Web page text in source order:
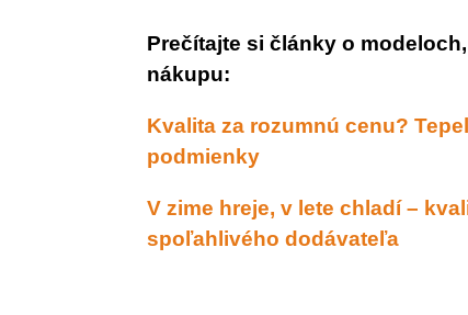
Prečítajte si články o
nákupu:
Kvalita za rozumnú cenu?
podmienky
V zime hreje, v lete chladí –
spoľahlivého dodávateľa